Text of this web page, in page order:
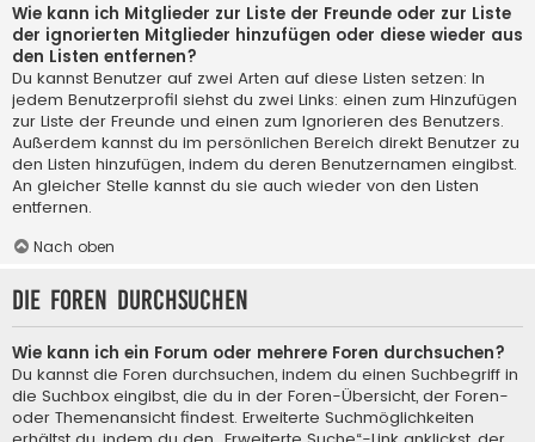
Wie kann ich Mitglieder zur Liste der Freunde oder zur Liste
der ignorierten Mitglieder hinzufügen oder diese wieder aus
den Listen entfernen?
Du kannst Benutzer auf zwei Arten auf diese Listen setzen: In
jedem Benutzerprofil siehst du zwei Links: einen zum Hinzufügen
zur Liste der Freunde und einen zum Ignorieren des Benutzers.
Außerdem kannst du im persönlichen Bereich direkt Benutzer zu
den Listen hinzufügen, indem du deren Benutzernamen eingibst.
An gleicher Stelle kannst du sie auch wieder von den Listen
entfernen.
Nach oben
Die Foren durchsuchen
Wie kann ich ein Forum oder mehrere Foren durchsuchen?
Du kannst die Foren durchsuchen, indem du einen Suchbegriff in
die Suchbox eingibst, die du in der Foren-Übersicht, der Foren-
oder Themenansicht findest. Erweiterte Suchmöglichkeiten